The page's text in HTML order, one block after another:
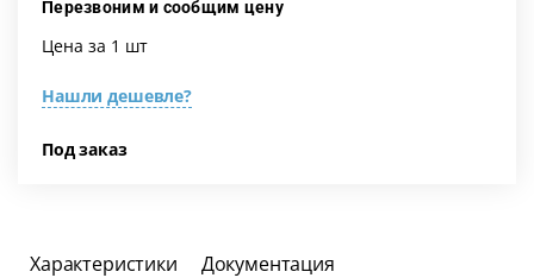
Перезвоним и сообщим цену
Нашли дешевле?
Цена за 1 шт
Под заказ
Характеристики Документация